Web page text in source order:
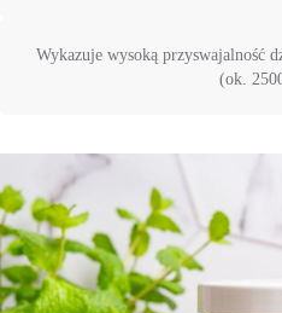
Wykazuje wysoką przyswajalność
(ok.